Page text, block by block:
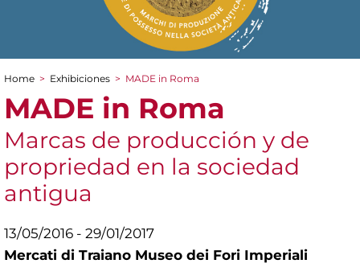
You are here
Home > Exhibiciones > MADE in Roma
MADE in Roma
Marcas de producción y de
propriedad en la sociedad
antigua
13/05/2016 - 29/01/2017
Mercati di Traiano Museo dei Fori Imperiali